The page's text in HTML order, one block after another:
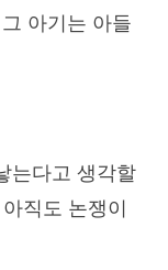
아기는 아들
는다고 생각할
직도 논쟁이